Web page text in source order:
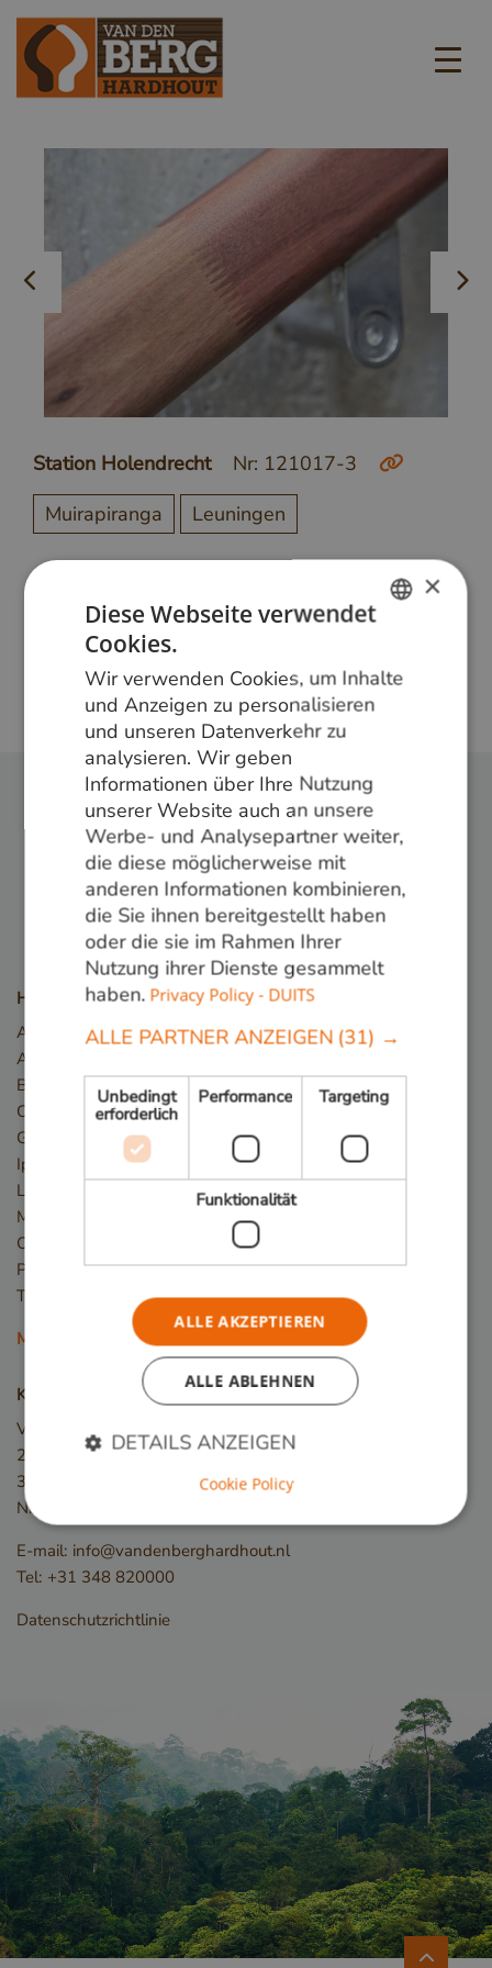
Station Holendrecht
Nr: 121017-3
Muirapiranga
Leuningen
Meer weten?
Bel ons op+31 348 820000
alleen aan bedrijven.
Folge uns:
Holzarten
Angelim Vermelho
Azobé / Bongossi
Basralocus
Cumaru
Guariuba/Mururé
Ipé
Louro Preto
Massaranduba
Okan/Denya
Piquia
Tali
Mehr Holzarten
Kontakt
Van den Berg Hardhout
2e Industrieweg 19
3411 ME
Niederlande
E-mail: info@vandenberghardhout.nl
Tel: +31 348 820000
Datenschutzrichtlinie
GERMAN
ENGLISH
×
Diese Webseite verwendet
Cookies.
Wir verwenden Cookies, um Inhalte
und Anzeigen zu personalisieren
und unseren Datenverkehr zu
analysieren. Wir geben
Informationen über Ihre Nutzung
unserer Website auch an unsere
Werbe- und Analysepartner weiter,
die diese möglicherweise mit
anderen Informationen kombinieren,
die Sie ihnen bereitgestellt haben
oder die sie im Rahmen Ihrer
Nutzung ihrer Dienste gesammelt
haben. Privacy Policy - DUITS
ALLE PARTNER ANZEIGEN (31) →
Unbedingt
erforderlich
Performance Targeting
Funktionalität
ALLE AKZEPTIEREN
ALLE ABLEHNEN
DETAILS ANZEIGEN
wesentliche Kernfunktionen der Website wie die
Anbieter / Domäne
__cf_bm
Cloudflare Inc.
.db.sleak.chat
Cookie Policy